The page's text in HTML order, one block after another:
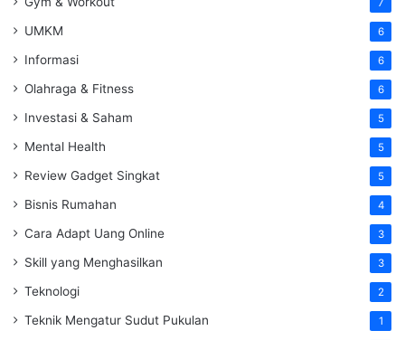
UMKM 6
Informasi 6
Olahraga & Fitness 6
Investasi & Saham 5
Mental Health 5
Review Gadget Singkat 5
Bisnis Rumahan 4
Cara Adapt Uang Online 3
Skill yang Menghasilkan 3
Teknologi 2
Teknik Mengatur Sudut Pukulan 1